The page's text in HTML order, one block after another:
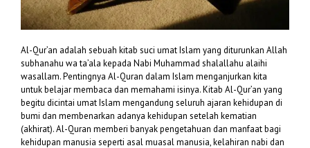
Al-Qur’an adalah sebuah kitab suci umat Islam yang diturunkan Allah
subhanahu wa ta’ala kepada Nabi Muhammad shalallahu alaihi
wasallam. Pentingnya Al-Quran dalam Islam menganjurkan kita
untuk belajar membaca dan memahami isinya. Kitab Al-Qur’an yang
begitu dicintai umat Islam mengandung seluruh ajaran kehidupan di
bumi dan membenarkan adanya kehidupan setelah kematian
(akhirat). Al-Quran memberi banyak pengetahuan dan manfaat bagi
kehidupan manusia seperti asal muasal manusia, kelahiran nabi dan